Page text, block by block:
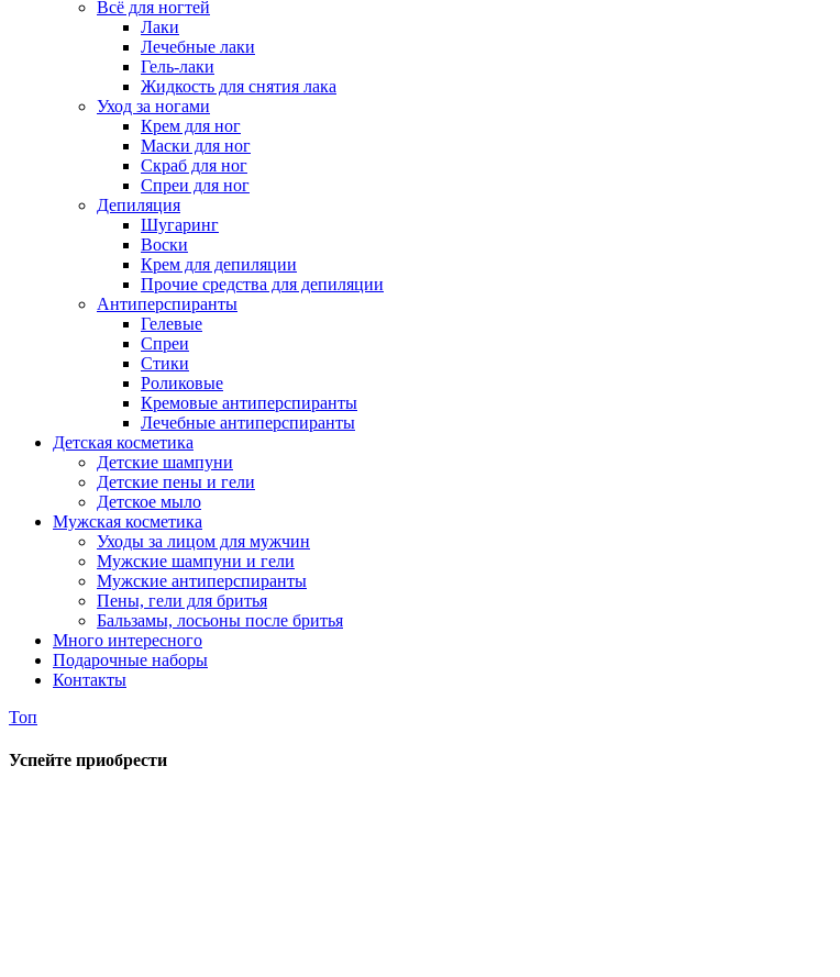
Всё для ногтей
Лаки
Лечебные лаки
Гель-лаки
Жидкость для снятия лака
Уход за ногами
Крем для ног
Маски для ног
Скраб для ног
Спреи для ног
Депиляция
Шугаринг
Воски
Крем для депиляции
Прочие средства для депиляции
Антиперспиранты
Гелевые
Спреи
Стики
Роликовые
Кремовые антиперспиранты
Лечебные антиперспиранты
Детская косметика
Детские шампуни
Детские пены и гели
Детское мыло
Мужская косметика
Уходы за лицом для мужчин
Мужские шампуни и гели
Мужские антиперспиранты
Пены, гели для бритья
Бальзамы, лосьоны после бритья
Много интересного
Подарочные наборы
Контакты
Топ
Успейте приобрести